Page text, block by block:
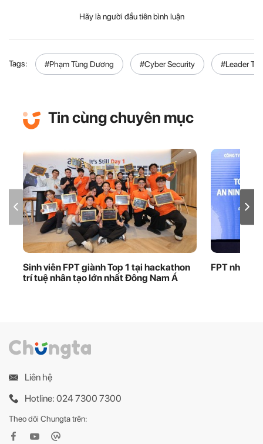
Hãy là người đầu tiên bình luận
Tags: #Phạm Tùng Dương #Cyber Security #Leader
Tin cùng chuyên mục
Sinh viên FPT giành Top 1 tại hackathon
trí tuệ nhân tạo lớn nhất Đông Nam Á
FPT nhận
Liên hệ
Hotline: 024 7300 7300
Theo dõi Chungta trên: